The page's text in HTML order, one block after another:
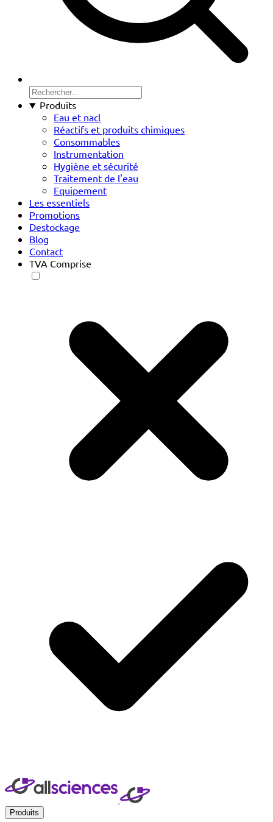
Produits
Eau et nacl
Réactifs et produits chimiques
Consommables
Instrumentation
Hygiène et sécurité
Traitement de l'eau
Equipement
Les essentiels
Promotions
Destockage
Blog
Contact
TVA Comprise
Produits